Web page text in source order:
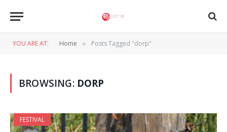
YOU ARE AT: Home » Posts Tagged "dorp"
BROWSING: DORP
FESTIVAL